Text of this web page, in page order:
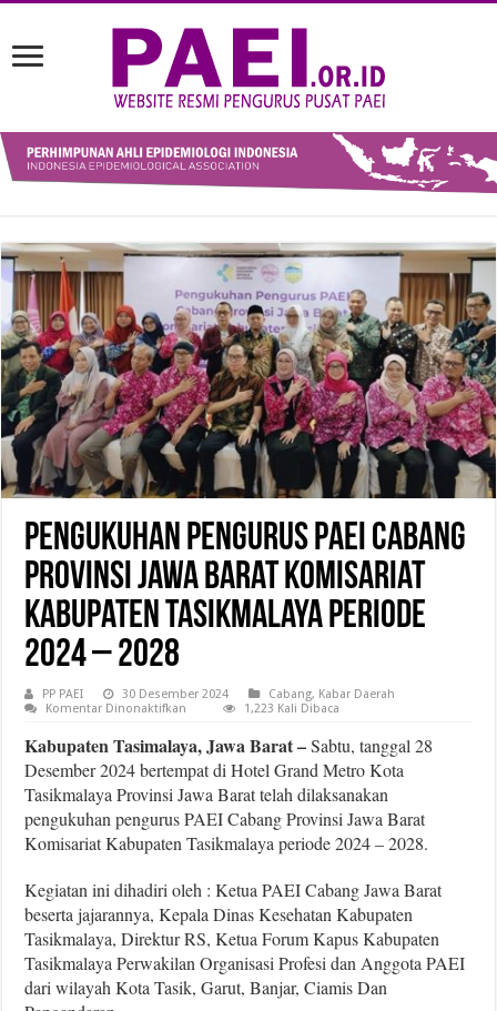
Pengukuhan Pengurus PAEI Cabang
Provinsi Jawa Barat Komisariat
Kabupaten Tasikmalaya Periode
2024 – 2028
PP PAEI 30 Desember 2024 Cabang, Kabar Daerah
Komentar Dinonaktifkan
PAEI
Cabang
Provinsi
Jawa
Komisariat
Kabupaten
Tasikmalaya
2024
–
2028
1,223 Kali Dibaca
Kabupaten Tasimalaya, Jawa Barat –Sabtu, tanggal 28
Desember 2024 bertempat di Hotel Grand Metro Kota
Tasikmalaya Provinsi Jawa Barat telah dilaksanakan
pengukuhan pengurus PAEI Cabang Provinsi Jawa Barat
Komisariat Kabupaten Tasikmalaya periode 2024 – 2028.
Kegiatan ini dihadiri oleh : Ketua PAEI Cabang Jawa Barat
beserta jajarannya, Kepala Dinas Kesehatan Kabupaten
Tasikmalaya, Direktur RS, Ketua Forum Kapus Kabupaten
Tasikmalaya Perwakilan Organisasi Profesi dan Anggota PAEI
dari wilayah Kota Tasik, Garut, Banjar, Ciamis Dan